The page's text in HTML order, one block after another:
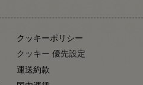
クッキーポリシー
クッキー 優先設定
運送約款